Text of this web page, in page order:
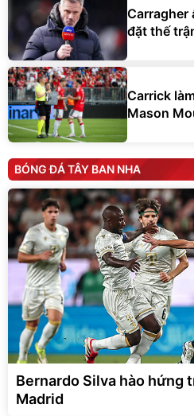
Carragher
đặt thế
Carrick
Mason
BÓNG ĐÁ TÂY BAN NHA
Bernardo Silva hào hứng
Madrid